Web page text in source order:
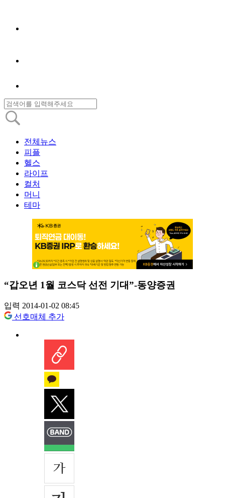
전체뉴스
피플
헬스
라이프
컬처
머니
테마
“갑오년 1월 코스닥 선전 기대”-동양증권
입력 2014-01-02 08:45
선호매체 추가